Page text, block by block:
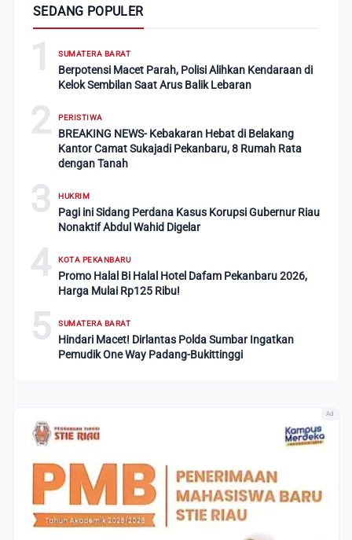
SEDANG POPULER
1 SUMATERA BARAT
Berpotensi Macet Parah, Polisi Alihkan Kendaraan di
Kelok Sembilan Saat Arus Balik Lebaran
2 PERISTIWA
BREAKING NEWS- Kebakaran Hebat di Belakang
Kantor Camat Sukajadi Pekanbaru, 8 Rumah Rata
dengan Tanah
3 HUKRIM
Pagi ini Sidang Perdana Kasus Korupsi Gubernur Riau
Nonaktif Abdul Wahid Digelar
4 KOTA PEKANBARU
Promo Halal Bi Halal Hotel Dafam Pekanbaru 2026,
Harga Mulai Rp125 Ribu!
5 SUMATERA BARAT
Hindari Macet! Dirlantas Polda Sumbar Ingatkan
Pemudik One Way Padang-Bukittinggi
Ad